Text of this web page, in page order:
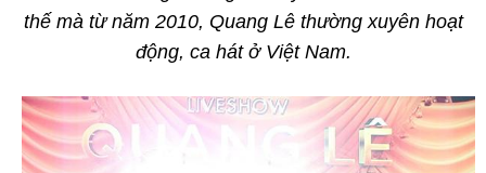
thế mà từ năm 2010, Quang Lê thường xuyên hoạt
động, ca hát ở Việt Nam.